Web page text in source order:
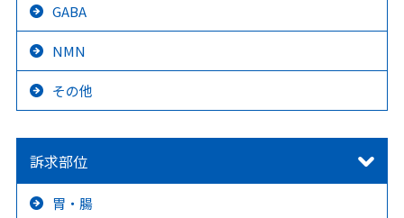
GABA
NMN
その他
訴求部位
胃・腸